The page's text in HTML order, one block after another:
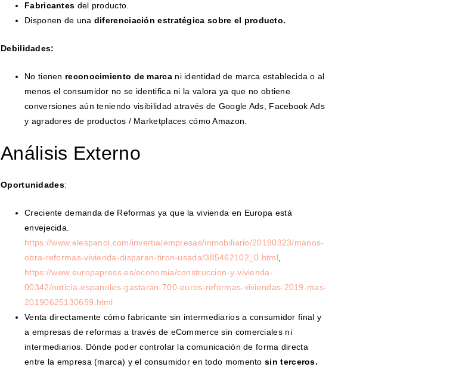
Fabricantes del producto.
Disponen de una diferenciación estratégica sobre el producto.
Debilidades:
No tienen reconocimiento de marcani identidad de marca establecida o al
menos el consumidor no se identifica ni la valora ya que no obtiene
conversiones aún teniendo visibilidad através de Google Ads, Facebook Ads
y agradores de productos / Marketplaces cómo Amazon.
Análisis Externo
Oportunidades:
Creciente demanda de Reformas ya que la vivienda en Europa está
envejecida.
https://www.elespanol.com/invertia/empresas/inmobiliario/20190323/manos-
obra-reformas-vivienda-disparan-tiron-usada/385462102_0.html,
https://www.europapress.es/economia/construccion-y-vivienda-
00342/noticia-espanoles-gastaran-700-euros-reformas-viviendas-2019-mas-
20190625130659.html
Venta directamente cómo fabricante sin intermediarios a consumidor final y
a empresas de reformas a través de eCommerce sin comerciales ni
intermediarios. Dónde poder controlar la comunicación de forma directa
entre la empresa (marca) y el consumidor en todo momentosin terceros.